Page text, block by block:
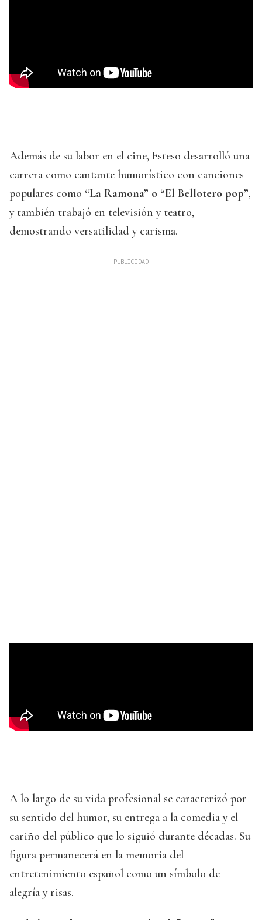
Además de su labor en el cine, Esteso desarrolló una
carrera como cantante humorístico con canciones
populares como “La Ramona” o “El Bellotero pop”,
y también trabajó en televisión y teatro,
demostrando versatilidad y carisma.
A lo largo de su vida profesional se caracterizó por
su sentido del humor, su entrega a la comedia y el
cariño del público que lo siguió durante décadas. Su
figura permanecerá en la memoria del
entretenimiento español como un símbolo de
alegría y risas.